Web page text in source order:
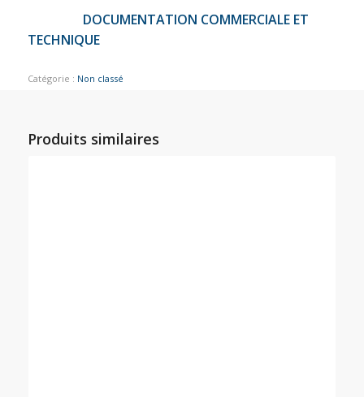
DOCUMENTATION COMMERCIALE ET
TECHNIQUE
Catégorie : Non classé
Produits similaires